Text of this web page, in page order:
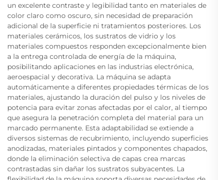
un excelente contraste y legibilidad tanto en materiales de
color claro como oscuro, sin necesidad de preparación
adicional de la superficie ni tratamientos posteriores. Los
materiales cerámicos, los sustratos de vidrio y los
materiales compuestos responden excepcionalmente bien
a la entrega controlada de energía de la máquina,
posibilitando aplicaciones en las industrias electrónica,
aeroespacial y decorativa. La máquina se adapta
automáticamente a diferentes propiedades térmicas de los
materiales, ajustando la duración del pulso y los niveles de
potencia para evitar zonas afectadas por el calor, al tiempo
que asegura la penetración completa del material para un
marcado permanente. Esta adaptabilidad se extiende a
diversos sistemas de recubrimiento, incluyendo superficies
anodizadas, materiales pintados y componentes chapados,
donde la eliminación selectiva de capas crea marcas
contrastadas sin dañar los sustratos subyacentes. La